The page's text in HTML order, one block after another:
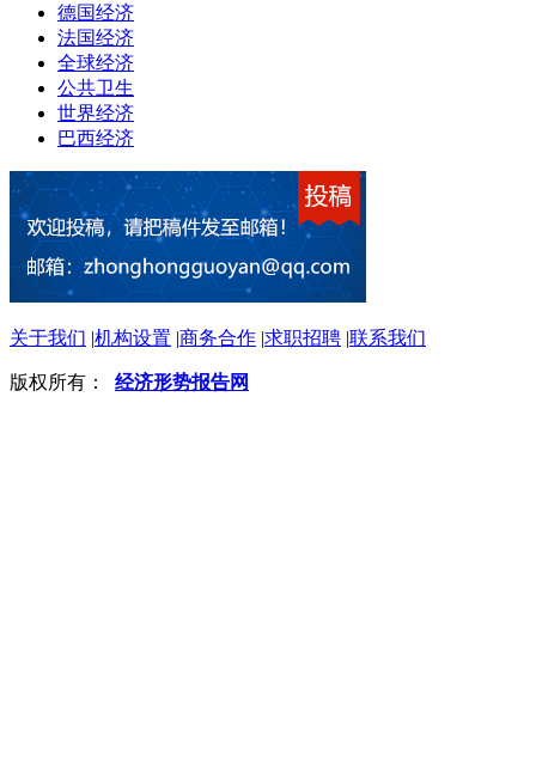
德国经济
法国经济
全球经济
公共卫生
世界经济
巴西经济
关于我们 |机构设置 |商务合作 |求职招聘 |联系我们
版权所有： 经济形势报告网